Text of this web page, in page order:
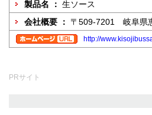
製品名 ： 生ソース
会社概要 ： 〒509-7201 岐阜県
http://
PRサイト